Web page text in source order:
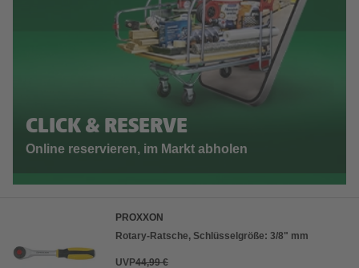
CLICK & RESERVE
Online reservieren, im Markt abholen
PROXXON
Rotary-Ratsche, Schlüsselgröße: 3/8" mm
UVP44,99 €